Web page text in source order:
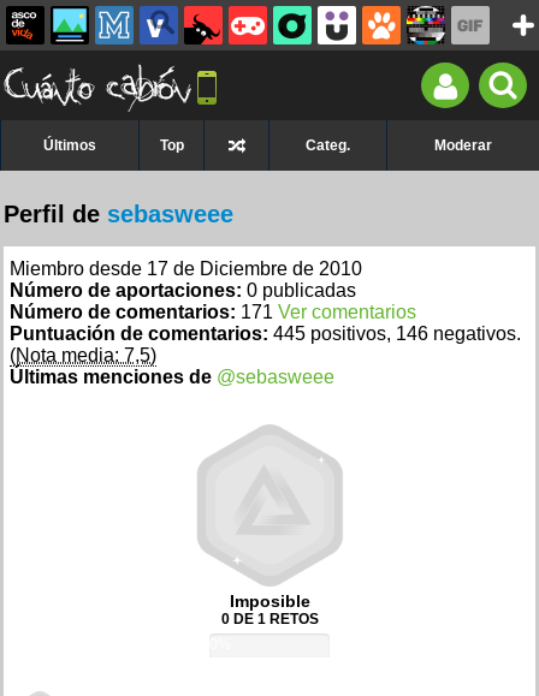
Últimos Top Categ. Moderar
Perfil de sebasweee
Miembro desde 17 de Diciembre de 2010
Número de aportaciones: 0 publicadas
Número de comentarios: 171 Ver comentarios
Puntuación de comentarios: 445 positivos, 146 negativos.
(Nota media: 7,5)
Últimas menciones de @sebasweee
Imposible
0 DE 1 RETOS